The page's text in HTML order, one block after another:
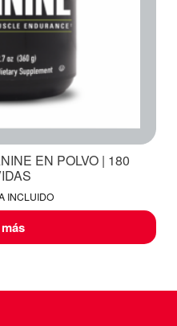
EN POLVO | 180
INCLUIDO